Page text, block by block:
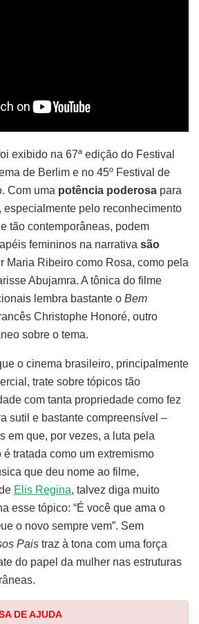
exibido na 67ª edição do Festival
de Berlim e no 45º Festival de
Com uma potência poderosa para
especialmente pelo reconhecimento
tão contemporâneas, podem
femininos na narrativa são
Maria Ribeiro como Rosa, como pela
Abujamra. A tônica do filme
lembra bastante o Bem
Christophe Honoré, outro
sobre o tema.
o cinema brasileiro, principalmente
trate sobre tópicos tão
com tanta propriedade como fez
sutil e bastante compreensível –
em que, por vezes, a luta pela
tratada como um extremismo
que deu nome ao filme,
Elis Regina, talvez diga muito
esse tópico: “É você que ama o
o novo sempre vem”. Sem
Pais traz à tona com uma força
do papel da mulher nas estruturas
DE AJUDA